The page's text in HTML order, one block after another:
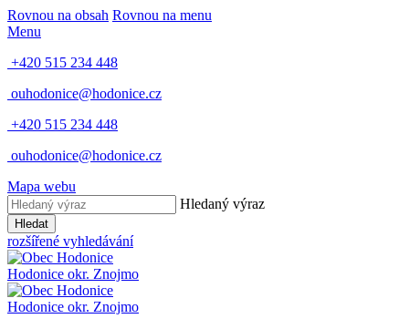
Rovnou na obsah Rovnou na menu
Menu
+420 515 234 448
ouhodonice@hodonice.cz
+420 515 234 448
ouhodonice@hodonice.cz
Mapa webu
Hledaný výraz
Hledat
rozšířené vyhledávání
Hodonice okr. Znojmo
Hodonice okr. Znojmo